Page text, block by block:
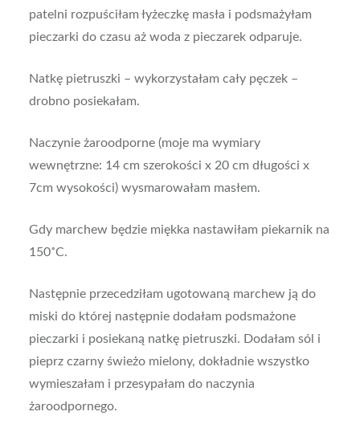
patelni rozpuściłam łyżeczkę masła i podsmażyłam
pieczarki do czasu aż woda z pieczarek odparuje.
Natkę pietruszki – wykorzystałam cały pęczek –
drobno posiekałam.
Naczynie żaroodporne (moje ma wymiary
wewnętrzne: 14 cm szerokości x 20 cm długości x
7cm wysokości) wysmarowałam masłem.
Gdy marchew będzie miękka nastawiłam piekarnik na
150˚C.
Następnie przecedziłam ugotowaną marchew ją do
miski do której następnie dodałam podsmażone
pieczarki i posiekaną natkę pietruszki. Dodałam sól i
pieprz czarny świeżo mielony, dokładnie wszystko
wymieszałam i przesypałam do naczynia
żaroodpornego.